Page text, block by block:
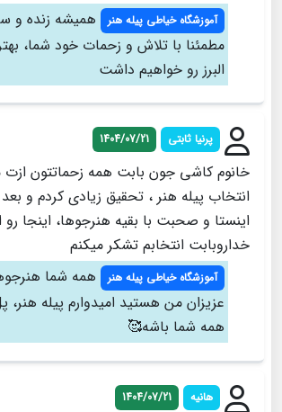
آموزشگاه خیاطی پیله هنر
همیشه زنده و
مطمئنا با تلاش و زحمات خود شما،
البرز رو خواهیم داشت
پرنیا ثابتی 1404/07/21
خانوم کاشی جون بابت همه زحماتتون ازت
انتخاب پیله هنر ، تحقیق زیادی کردم و
اینستا و صحبت با بقیه هنرجوها، اینجا
خداروبابت انتخابم تشکر میکنم
آموزشگاه خیاطی پیله هنر
همه شما
عزیزان من هستید امیدوارم پیله هنر،
همه شما باشه🥰
هانیه 1404/07/21